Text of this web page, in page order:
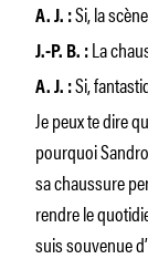
A. J. :Si, la
J.-P. B. : La
A. J. :Si,
Je peux te dire
pourquoi
sa chaussure
rendre le
suis souvenue